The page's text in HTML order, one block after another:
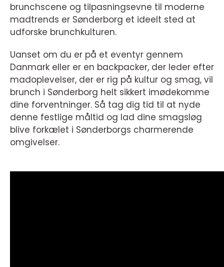
brunchscene og tilpasningsevne til moderne
madtrends er Sønderborg et ideelt sted at
udforske brunchkulturen.
Uanset om du er på et eventyr gennem
Danmark eller er en backpacker, der leder efter
madoplevelser, der er rig på kultur og smag, vil
brunch i Sønderborg helt sikkert imødekomme
dine forventninger. Så tag dig tid til at nyde
denne festlige måltid og lad dine smagsløg
blive forkælet i Sønderborgs charmerende
omgivelser.